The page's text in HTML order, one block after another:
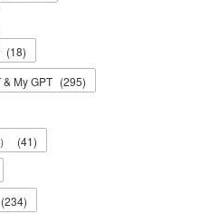
(18)
My GPT (295)
(41)
(234)